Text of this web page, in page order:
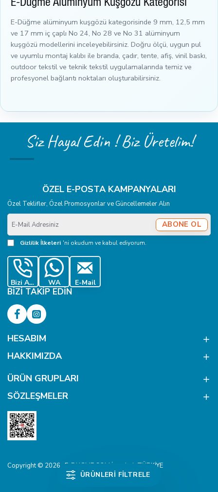
E-Düğme Alüminyum Kuşgözü Kategorisi
E-Düğme alüminyum kuşgözü kategorisinde 9 mm, 12,5 mm
ve 17 mm iç çaplı No 24, No 28 ve No 31 alüminyum
kuşgözü modellerini inceleyebilirsiniz. Doğru ölçü, uygun pul
ve uyumlu montaj kalıbı ile branda, çadır, tente, afiş, vinil baskı,
outdoor tekstil ve teknik tekstil uygulamalarında temiz ve
profesyonel bağlantı noktaları oluşturabilirsiniz.
Siz Hayal Edin ! Biz Üretelim!
ÖZEL E-POSTA KAMPANYALARI
Özel Teklifler, Özel Promosyonlar ve Güncellemeler Alın
E-
Mail
Adresiniz
ABONE OL
Gizlilik İlkeleri 'ni okudum ve kabul ediyorum.
Bizi Ara WA E-Mail
BIZI TAKIP EDIN
HESABIM
HAKKIMIZDA
ÜRÜN GRUPLARI
SÖZLEŞMELER
Copyright © 2026 , E-DUGME.COM İstanbul, TÜRKİYE
ÜRÜNLERI FILTRELE